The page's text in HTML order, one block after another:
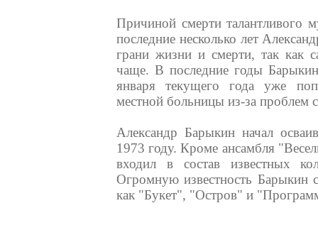
Причиной смерти талантливого
последние несколько лет
грани жизни и смерти, так как
чаще. В последние годы
января текущего года уже
местной больницы из-за проблем
Александр Барыкин начал
1973 году. Кроме ансамбля
входил в состав известных
Огромную известность Барыкин
как "Букет", "Остров" и